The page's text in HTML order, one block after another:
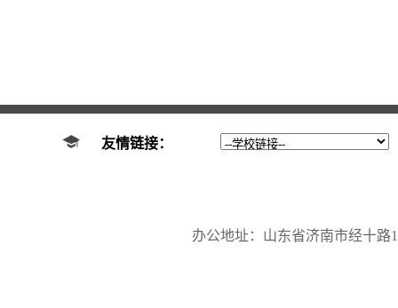
友情链接：
办公地址：山东省济南市经十路